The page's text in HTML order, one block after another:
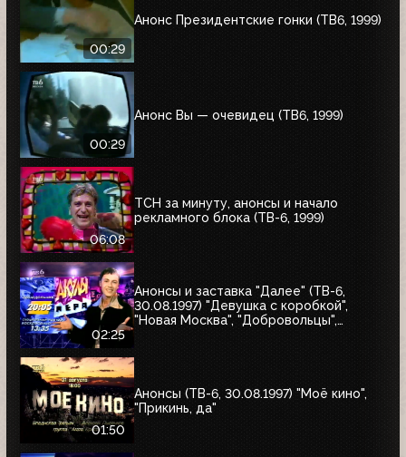
00:29
Анонс Президентские гонки (ТВ6, 1999)
00:29
Анонс Вы — очевидец (ТВ6, 1999)
06:08
ТСН за минуту, анонсы и начало
рекламного блока (ТВ-6, 1999)
02:25
Анонсы и заставка "Далее" (ТВ-6,
30.08.1997) "Девушка с коробкой",
"Новая Москва", "Добровольцы",
01:50
Анонсы (ТВ-6, 30.08.1997) "Моё кино",
"Прикинь, да"